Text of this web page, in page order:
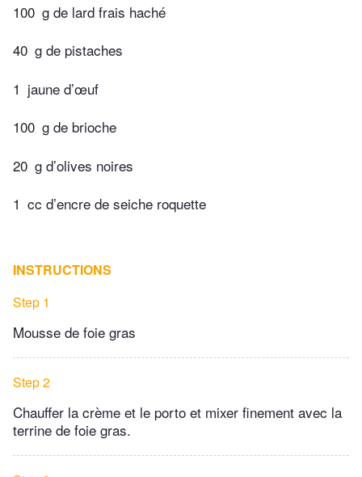
100 g de lard frais haché
40 g de pistaches
1 jaune d’œuf
100 g de brioche
20 g d’olives noires
1 cc d’encre de seiche roquette
INSTRUCTIONS
Step 1
Mousse de foie gras
Step 2
Chauffer la crème et le porto et mixer finement avec la
terrine de foie gras.